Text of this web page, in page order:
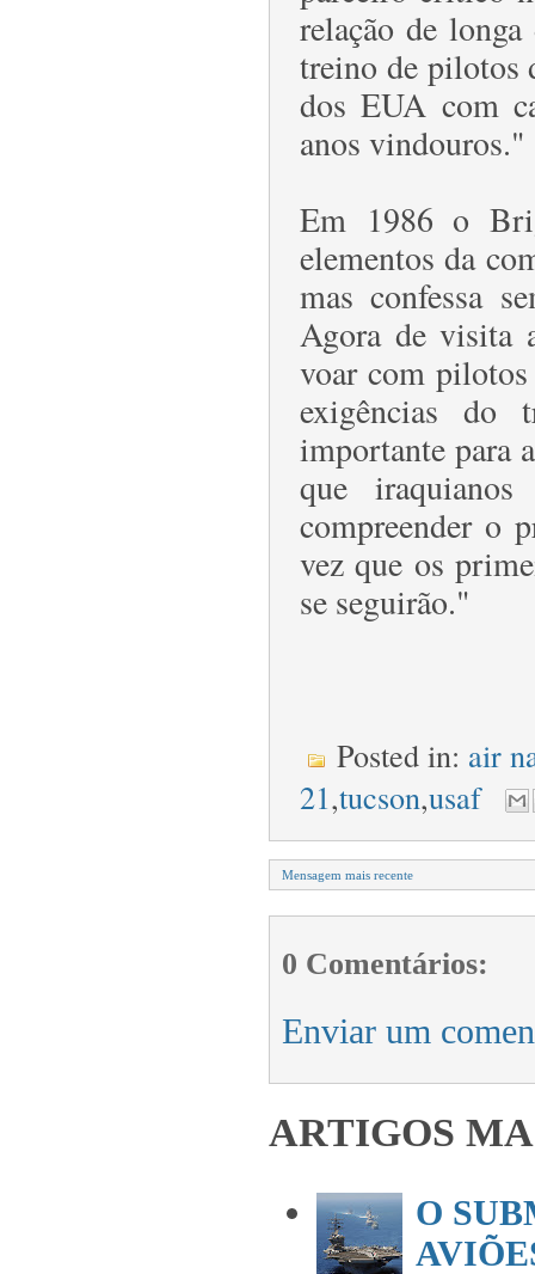
relação de
treino de pilotos
dos EUA com
anos vindouros."
Em 1986 o
elementos da
mas confessa
Agora de visita
voar com pilotos
exigências do
importante para
que
compreender o
vez que os
se seguirão."
Posted in: air
21,tucson,usaf
Mensagem mais recente
0 Comentários:
Enviar um
ARTIGOS
O